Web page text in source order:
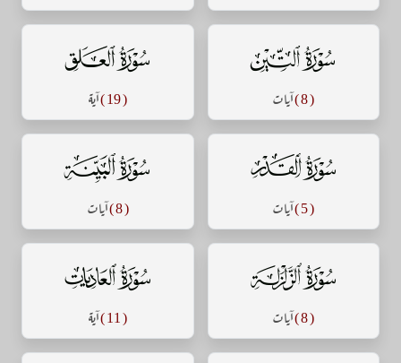
سورة التين
( 8 ) آيات
سورة العلق
( 19 ) آية
سورة القدر
( 5 ) آيات
سورة البينة
( 8 ) آيات
سورة الزلزلة
( 8 ) آيات
سورة العاديات
( 11 ) آية